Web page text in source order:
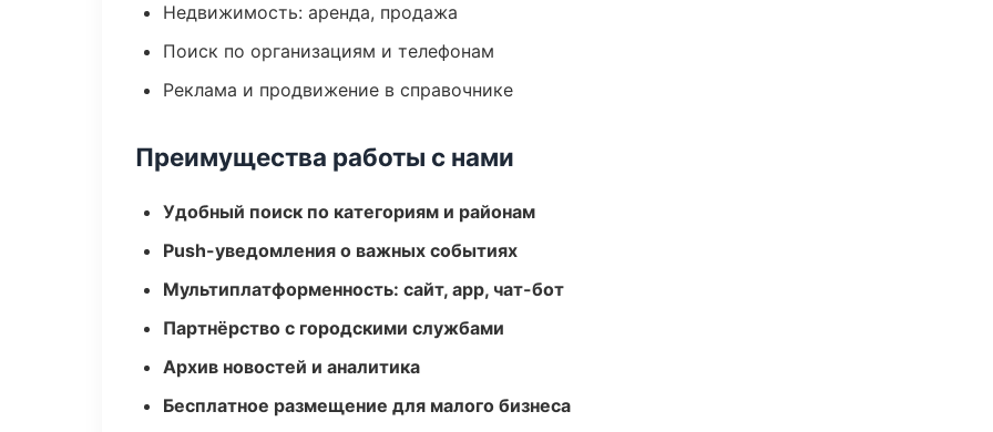
Недвижимость: аренда, продажа
Поиск по организациям и телефонам
Реклама и продвижение в справочнике
Преимущества работы с нами
Удобный поиск по категориям и районам
Push-уведомления о важных событиях
Мультиплатформенность: сайт, app, чат-бот
Партнёрство с городскими службами
Архив новостей и аналитика
Бесплатное размещение для малого бизнеса